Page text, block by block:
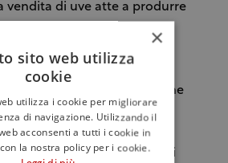
vendita di uve atte a produrre
di una determinata
monitora il documento.
a fare i controlli a fine
verificare in questo modo che
vinificata e che la parte
a quella dichiarata,
modo che la vendita si
×
sito web utilizza
cookie
utilizza i cookie per migliorare
di navigazione. Utilizzando il
acconsenti a tutti i cookie in
la nostra policy per i cookie.